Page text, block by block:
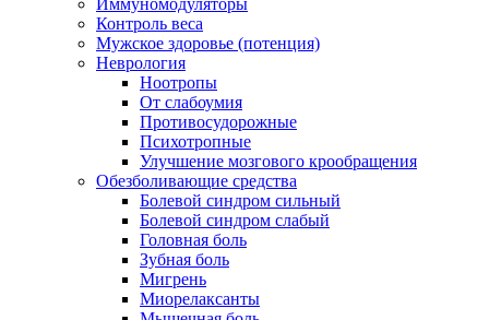
Иммуномодуляторы
Контроль веса
Мужское здоровье (потенция)
Неврология
Ноотропы
От слабоумия
Противосудорожные
Психотропные
Улучшение мозгового крообращения
Обезболивающие средства
Болевой синдром сильный
Болевой синдром слабый
Головная боль
Зубная боль
Мигрень
Миорелаксанты